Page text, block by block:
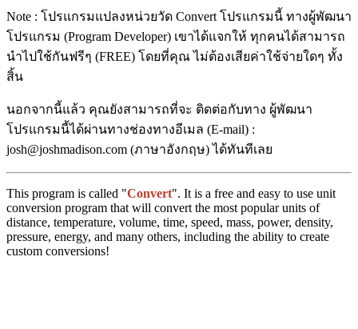
Note : โปรแกรมแปลงหน่วยวัด Convert โปรแกรมนี้ ทางผู้พัฒนา
โปรแกรม (Program Developer) เขาได้แจกให้ ทุกคนได้สามารถ
นำไปใช้กันฟรีๆ (FREE) โดยที่คุณ ไม่ต้องเสียค่าใช้จ่ายใดๆ ทั้ง
สิ้น
นอกจากนี้แล้ว คุณยังสามารถที่จะ ติดต่อกับทาง ผู้พัฒนา
โปรแกรมนี้ได้ผ่านทางช่องทางอีเมล (E-mail) :
josh@joshmadison.com (ภาษาอังกฤษ) ได้ทันทีเลย
This program is called "Convert". It is a free and easy to use unit
conversion program that will convert the most popular units of
distance, temperature, volume, time, speed, mass, power, density,
pressure, energy, and many others, including the ability to create
custom conversions!